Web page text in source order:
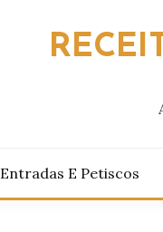
Entradas E Petiscos